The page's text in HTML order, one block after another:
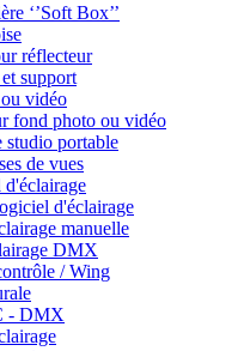
‘’Soft Box’’
réflecteur
support
vidéo
fond photo ou vidéo
studio portable
de vues
d'éclairage
manuelle
DMX
/ Wing
- DMX